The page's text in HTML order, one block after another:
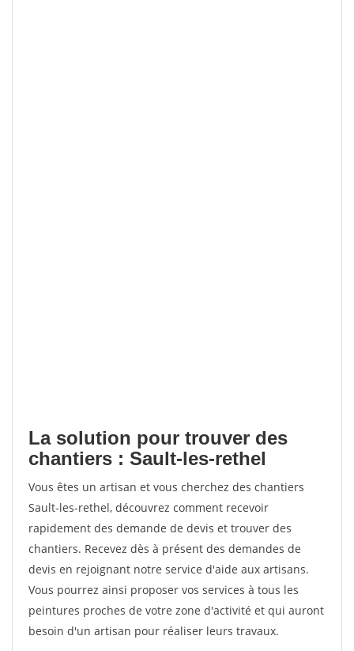
La solution pour trouver des
chantiers : Sault-les-rethel
Vous êtes un artisan et vous cherchez des chantiers
Sault-les-rethel, découvrez comment recevoir
rapidement des demande de devis et trouver des
chantiers. Recevez dès à présent des demandes de
devis en rejoignant notre service d'aide aux artisans.
Vous pourrez ainsi proposer vos services à tous les
peintures proches de votre zone d'activité et qui auront
besoin d'un artisan pour réaliser leurs travaux.